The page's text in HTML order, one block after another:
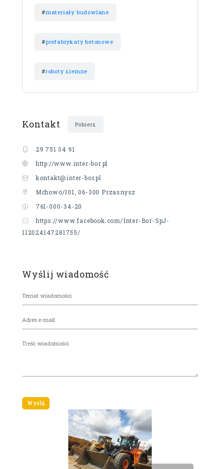
#materiały budowlane
#prefabrykaty betonowe
#roboty ziemne
Kontakt Pobierz
29 751 34 91
http://www.inter-bor.pl
kontakt@inter-bor.pl
Mchowo/101, 06-300 Przasnysz
761-000-34-20
https://www.facebook.com/Inter-Bor-SpJ-
112024147281755/
Wyślij wiadomość